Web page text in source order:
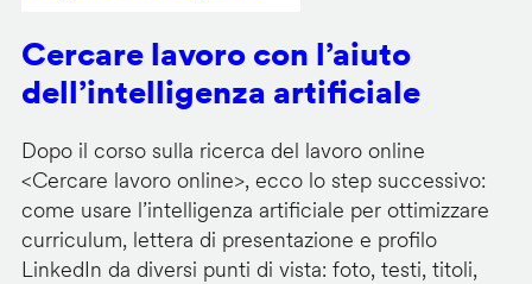
Cercare lavoro con l’aiuto
dell’intelligenza artificiale
Dopo il corso sulla ricerca del lavoro online
<Cercare lavoro online>, ecco lo step successivo:
come usare l’intelligenza artificiale per ottimizzare
curriculum, lettera di presentazione e profilo
LinkedIn da diversi punti di vista: foto, testi, titoli,